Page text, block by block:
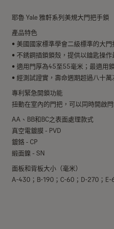
耶魯 Yale 雅軒系列美規大門把手鎖
產品特色
• 美國國家標準學會二級標準的大
• 不銹鋼插鎖鎖殼，提供以鑰匙操
• 適用門厚為45至55毫米；最適用
• 經測試證實，壽命週期超過八十萬
專利緊急開鎖功能
扭動在室內的門把，可以同時開啟
AA、BB和BC之表面處理款式
真空電鍍膜 - PVD
鍍鉻 - CP
緞面鎳 - SN
面板和背板大小（毫米）
A-430；B-190；C-60；D-270；E-